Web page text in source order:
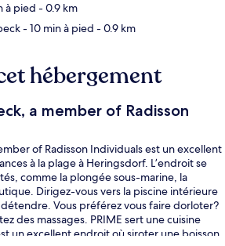
à pied - 0.9 km
- 10 min à pied - 0.9 km
hébergement
a member of Radisson
of Radisson Individuals est un excellent
à la plage à Heringsdorf. L’endroit se
comme la plongée sous-marine, la
Dirigez-vous vers la piscine intérieure
Vous préférez vous faire dorloter?
des massages. PRIME sert une cuisine
un excellent endroit où siroter une boisson